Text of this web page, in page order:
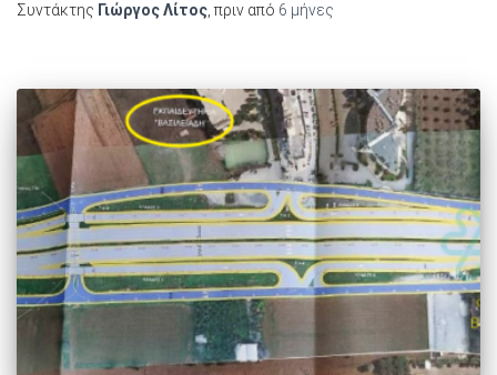
Συντάκτης Γιώργος Λίτος, πριν από 6 μήνες